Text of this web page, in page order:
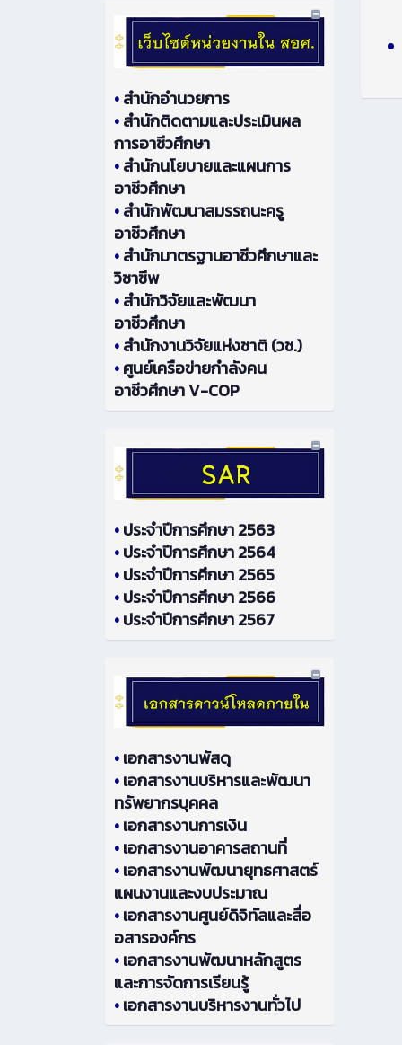
•สำนักอำนวยการ
•สำนักติดตามและประเมินผล
การอาชีวศึกษา
•สำนักนโยบายและแผนการ
อาชีวศึกษา
•สำนักพัฒนาสมรรถนะครู
อาชีวศึกษา
•สำนักมาตรฐานอาชีวศึกษาและ
วิชาชีพ
•สำนักวิจัยและพัฒนา
อาชีวศึกษา
•สำนักงานวิจัยแห่งชาติ (วช.)
•ศูนย์เครือข่ายกำลังคน
อาชีวศึกษา V-COP
•ประจำปีการศึกษา 2563
•ประจำปีการศึกษา 2564
•ประจำปีการศึกษา 2565
•ประจำปีการศึกษา 2566
•ประจำปีการศึกษา 2567
•เอกสารงานพัสดุ
•เอกสารงานบริหารและพัฒนา
ทรัพยากรบุคคล
•เอกสารงานการเงิน
•เอกสารงานอาคารสถานที่
•เอกสารงานพัฒนายุทธศาสตร์
แผนงานและงบประมาณ
•เอกสารงานศูนย์ดิจิทัลและสื่อ
อสารองค์กร
•เอกสารงานพัฒนาหลักสูตร
และการจัดการเรียนรู้
•เอกสารงานบริหารงานทั่วไป